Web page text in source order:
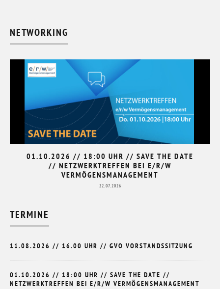
NETWORKING
01.10.2026 // 18:00 UHR // SAVE THE DATE
// NETZWERKTREFFEN BEI E/R/W
VERMÖGENSMANAGEMENT
22.07.2026
TERMINE
11.08.2026 // 16.00 UHR // GVO VORSTANDSSITZUNG
01.10.2026 // 18:00 UHR // SAVE THE DATE //
NETZWERKTREFFEN BEI E/R/W VERMÖGENSMANAGEMENT